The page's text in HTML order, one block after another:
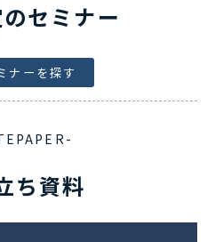
セミナー
ナーを探す
ち資料